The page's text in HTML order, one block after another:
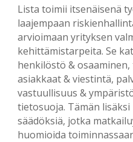
Lista toimii itsenäisenä
laajempaan
arvioimaan yrityksen
kehittämistarpeita. Se
henkilöstö &
asiakkaat & viestintä,
vastuullisuus &
tietosuoja. Tämän lisäksi
säädöksiä, jotka
huomioida